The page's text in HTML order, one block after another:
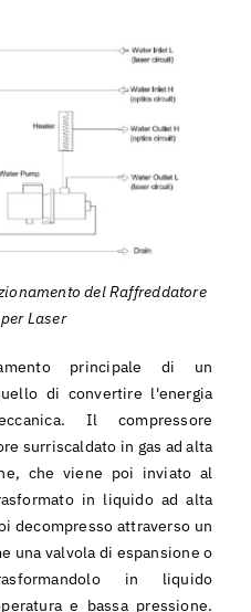
del Raffreddatore
Laser
principale di un
di convertire l'energia
Il compressore
surriscaldato in gas ad alta
che viene poi inviato al
in liquido ad alta
decompresso attraverso un
una valvola di espansione o
in liquido
e bassa pressione.